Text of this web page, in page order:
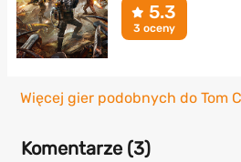
5.3
3 oceny
Więcej gier podobnych do Tom
Komentarze (3)